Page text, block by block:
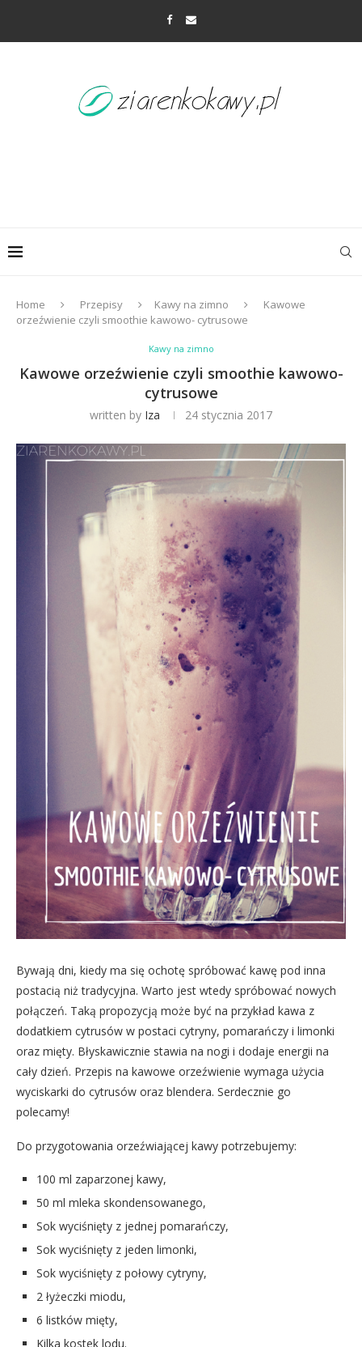
Home Przepisy Kawy na zimno
Kawowe
orzeźwienie czyli smoothie kawowo- cytrusowe
Kawy na zimno
Kawowe orzeźwienie czyli smoothie kawowo-
cytrusowe
written by Iza 24 stycznia 2017
Bywają dni, kiedy ma się ochotę spróbować kawę pod inna
postacią niż tradycyjna. Warto jest wtedy spróbować nowych
połączeń. Taką propozycją może być na przykład kawa z
dodatkiem cytrusów w postaci cytryny, pomarańczy i limonki
oraz mięty. Błyskawicznie stawia na nogi i dodaje energii na
cały dzień. Przepis na kawowe orzeźwienie wymaga użycia
wyciskarki do cytrusów oraz blendera. Serdecznie go
polecamy!
Do przygotowania orzeźwiającej kawy potrzebujemy:
100 ml zaparzonej kawy,
50 ml mleka skondensowanego,
Sok wyciśnięty z jednej pomarańczy,
Sok wyciśnięty z jeden limonki,
Sok wyciśnięty z połowy cytryny,
2 łyżeczki miodu,
6 listków mięty,
Kilka kostek lodu.